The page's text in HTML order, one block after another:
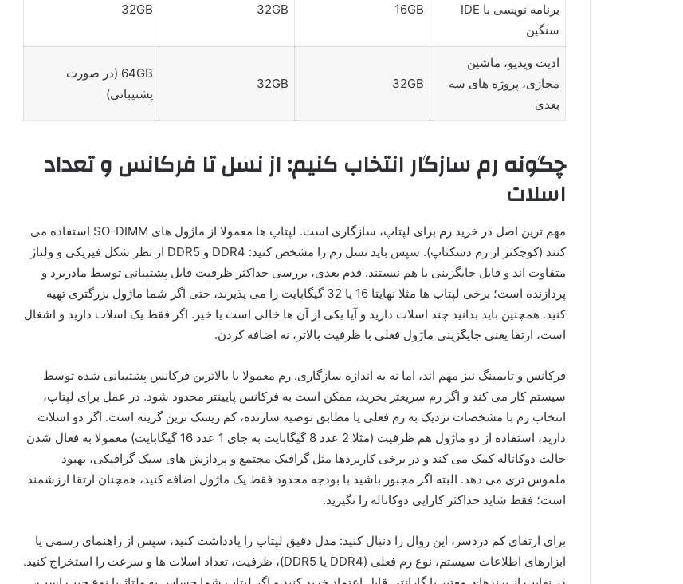
برنامه نویسی با IDE
سنگین
16GB
32GB
32GB
ادیت ویدیو، ماشین
مجازی، پروژه های سه
بعدی
32GB
32GB
64GB (در صورت
پشتیبانی)
چگونه رم سازگار انتخاب کنیم: از نسل تا فرکانس و تعداد
اسلات
مهم ترین اصل در خرید رم برای لپتاپ، سازگاری است. لپتاپ ها معمولا از ماژول های SO-DIMM استفاده می
کنند (کوچکتر از رم دسکتاپ). سپس باید نسل رم را مشخص کنید: DDR4 و DDR5 از نظر شکل فیزیکی و ولتاژ
متفاوت اند و قابل جایگزینی با هم نیستند. قدم بعدی، بررسی حداکثر ظرفیت قابل پشتیبانی توسط مادربرد و
پردازنده است؛ برخی لپتاپ ها مثلا نهایتا 16 یا 32 گیگابایت را می پذیرند، حتی اگر شما ماژول بزرگتری تهیه
کنید. همچنین باید بدانید چند اسلات دارید و آیا یکی از آن ها خالی است یا خیر. اگر فقط یک اسلات دارید و اشغال
است، ارتقا یعنی جایگزینی ماژول فعلی با ظرفیت بالاتر، نه اضافه کردن.
فرکانس و تایمینگ نیز مهم اند، اما نه به اندازه سازگاری. رم معمولا با بالاترین فرکانس پشتیبانی شده توسط
سیستم کار می کند و اگر رم سریعتر بخرید، ممکن است به فرکانس پایینتر محدود شود. در عمل برای لپتاپ،
انتخاب رم با مشخصات نزدیک به رم فعلی یا مطابق توصیه سازنده، کم ریسک ترین گزینه است. اگر دو اسلات
دارید، استفاده از دو ماژول هم ظرفیت (مثلا 2 عدد 8 گیگابایت به جای 1 عدد 16 گیگابایت) معمولا به فعال شدن
حالت دوکاناله کمک می کند و در برخی کاربردها مثل گرافیک مجتمع و پردازش های سبک گرافیکی، بهبود
ملموس تری می دهد. البته اگر مجبور باشید با بودجه محدود فقط یک ماژول اضافه کنید، همچنان ارتقا ارزشمند
است؛ فقط شاید حداکثر کارایی دوکاناله را نگیرید.
برای ارتقای کم دردسر، این روال را دنبال کنید: مدل دقیق لپتاپ را یادداشت کنید، سپس از راهنمای رسمی یا
ابزارهای اطلاعات سیستم، نوع رم فعلی (DDR4 یا DDR5)، ظرفیت، تعداد اسلات ها و سرعت را استخراج کنید.